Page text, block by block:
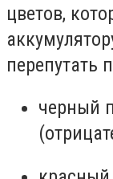
цветов,
перепутать
черный